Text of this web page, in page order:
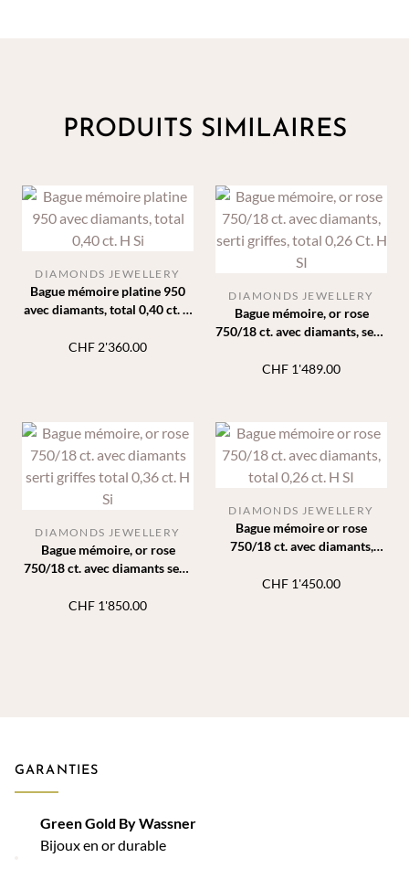
PRODUITS SIMILAIRES
Bague mémoire platine 950
avec diamants, total 0,40 ct. H
DIAMONDS JEWELLERY
CHF 2'360.00
Bague mémoire, or rose
750/18 ct. avec diamants, serti
DIAMONDS JEWELLERY
CHF 1'489.00
Bague mémoire, or rose
750/18 ct. avec diamants serti
DIAMONDS JEWELLERY
CHF 1'850.00
Bague mémoire or rose
750/18 ct. avec diamants,
DIAMONDS JEWELLERY
CHF 1'450.00
GARANTIES
Green Gold By Wassner
Bijoux en or durable